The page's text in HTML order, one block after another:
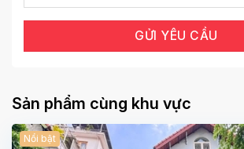
Sản phẩm cùng khu vực
Nổi bật